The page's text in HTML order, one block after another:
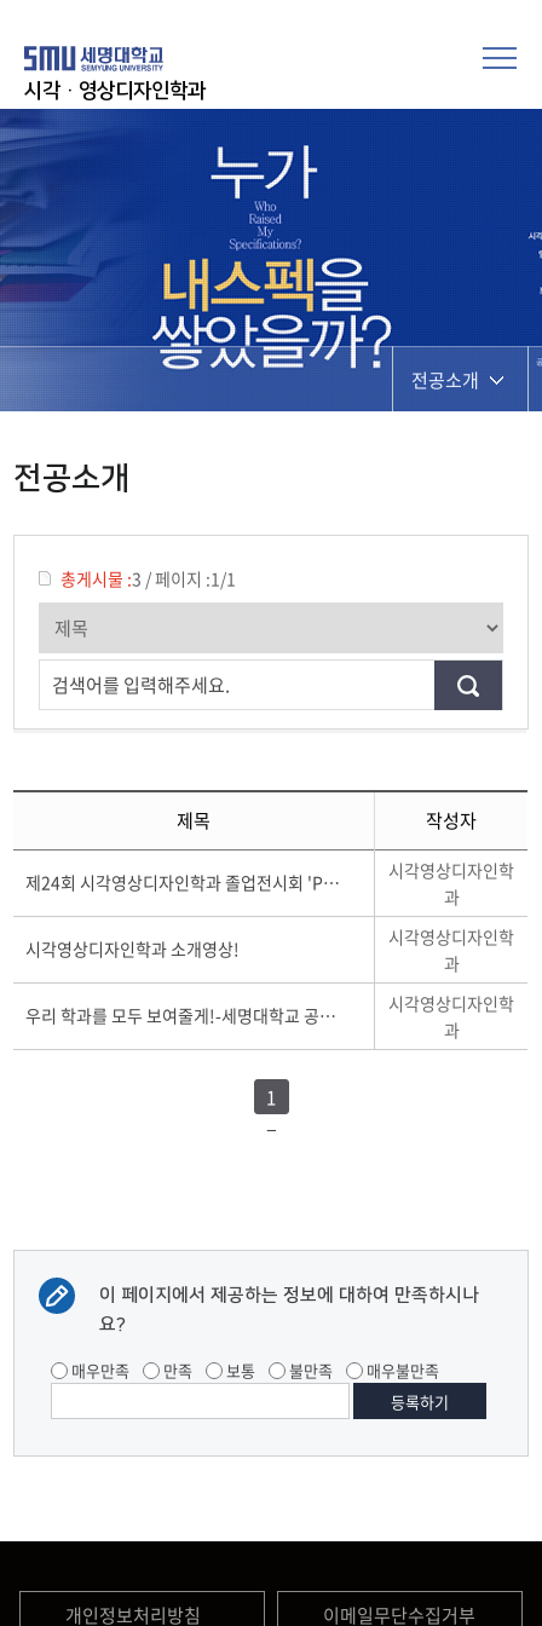
시각·영상디자인학과
전공소개
전공소개
총게시물 :3 /페이지 :1/1
검색어를 입력해주세요.
제목 작성자
제24회 시각영상디자인학과 졸업전시회 'Puzzle'하이라이트
시각영상디자인학
과
시각영상디자인학과 소개영상!
시각영상디자인학
과
우리 학과를 모두 보여줄게!-세명대학교 공식블로그
시각영상디자인학
과
1
이 페이지에서 제공하는 정보에 대하여 만족하시나
요?
매우만족 만족 보통 불만족 매우불만족
개인정보처리방침 이메일무단수집거부